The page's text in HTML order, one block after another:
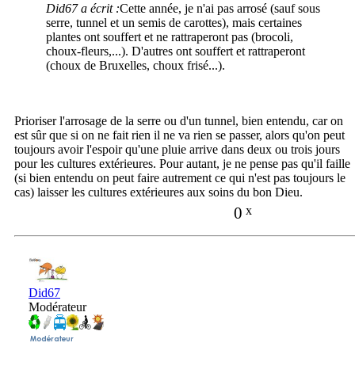
Did67 a écrit :Cette année, je n'ai pas arrosé (sauf sous
serre, tunnel et un semis de carottes), mais certaines
plantes ont souffert et ne rattraperont pas (brocoli,
choux-fleurs,...). D'autres ont souffert et rattraperont
(choux de Bruxelles, choux frisé...).
Prioriser l'arrosage de la serre ou d'un tunnel, bien entendu, car on
est sûr que si on ne fait rien il ne va rien se passer, alors qu'on peut
toujours avoir l'espoir qu'une pluie arrive dans deux ou trois jours
pour les cultures extérieures. Pour autant, je ne pense pas qu'il faille
(si bien entendu on peut faire autrement ce qui n'est pas toujours le
cas) laisser les cultures extérieures aux soins du bon Dieu.
0 x
Did67
Modérateur